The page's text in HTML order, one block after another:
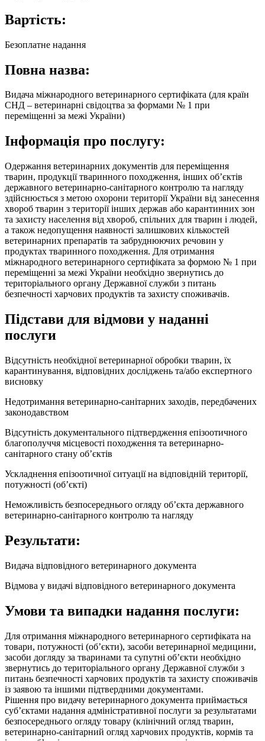
Вартість:
Безоплатне надання
Повна назва:
Видача міжнародного ветеринарного сертифіката (для країн
СНД – ветеринарні свідоцтва за формами № 1 при
переміщенні за межі України)
Інформація про послугу:
Одержання ветеринарних документів для переміщення
тварин, продукції тваринного походження, інших об’єктів
державного ветеринарно-санітарного контролю та нагляду
здійснюється з метою охорони території України від занесення
хвороб тварин з території інших держав або карантинних зон
та захисту населення від хвороб, спільних для тварин і людей,
а також недопущення наявності залишкових кількостей
ветеринарних препаратів та забруднюючих речовин у
продуктах тваринного походження. Для отримання
міжнародного ветеринарного сертифіката за формою № 1 при
переміщенні за межі України необхідно звернутись до
територіального органу Державної служби з питань
безпечності харчових продуктів та захисту споживачів.
Підстави для відмови у наданні
послуги
Відсутність необхідної ветеринарної обробки тварин, їх
карантинування, відповідних досліджень та/або експертного
висновку
Недотримання ветеринарно-санітарних заходів, передбачених
законодавством
Відсутність документального підтвердження епізоотичного
благополуччя місцевості походження та ветеринарно-
санітарного стану об’єктів
Ускладнення епізоотичної ситуації на відповідній території,
потужності (об’єкті)
Неможливість безпосереднього огляду об’єкта державного
ветеринарно-санітарного контролю та нагляду
Результати:
Видача відповідного ветеринарного документа
Відмова у видачі відповідного ветеринарного документа
Умови та випадки надання послуги:
Для отримання міжнародного ветеринарного сертифіката на
товари, потужності (об’єкти), засоби ветеринарної медицини,
засоби догляду за тваринами та супутні об’єкти необхідно
звернутись до територіального органу Державної служби з
питань безпечності харчових продуктів та захисту споживачів
із заявою та іншими підтвердними документами.
Рішення про видачу ветеринарного документа приймається
суб’єктами надання адміністративної послуги за результатами
безпосереднього огляду товару (клінічний огляд тварин,
ветеринарно-санітарний огляд харчових продуктів, кормів та